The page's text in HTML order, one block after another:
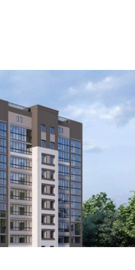
дорога не отнимает
проходят ключевые улицы
друзьями.
района;
и снизить риск попасть
части города;